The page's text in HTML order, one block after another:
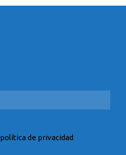
política de privacidad